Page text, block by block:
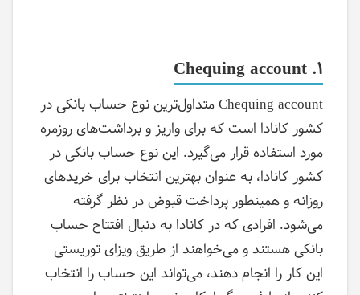
1.
Chequing account
Chequing account متداول‌ترین نوع حساب بانکی در
کشور کانادا است که برای واریز و برداشت‌های روزمره
مورد استفاده قرار می‌گیرد. این نوع حساب بانکی در
کشور کانادا، به عنوان بهترین انتخاب برای خریدهای
روزانه و همینطور پرداخت قبوض در نظر گرفته
می‌شود. افرادی که در کانادا به دنبال افتتاح حساب
بانکی هستند و می‌خواهند از طریق ویزای توریستی
این کار را انجام دهند، می‌تواند این حساب را انتخاب